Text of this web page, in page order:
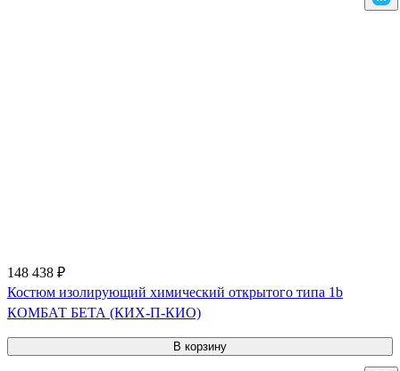
148 438 ₽
Костюм изолирующий химический открытого типа 1b
КОМБАТ БЕТА (КИХ-П-КИО)
В корзину